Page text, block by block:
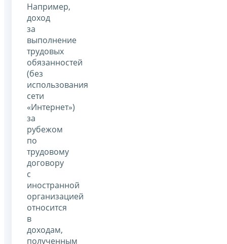
Например,
доход
за
выполнение
трудовых
обязанностей
(без
использования
сети
«Интернет»)
за
рубежом
по
трудовому
договору
с
иностранной
организацией
относится
в
доходам,
полученным